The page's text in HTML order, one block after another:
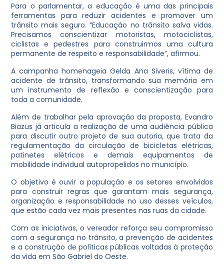
Para o parlamentar, a educação é uma das principais
ferramentas para reduzir acidentes e promover um
trânsito mais seguro. “Educação no trânsito salva vidas.
Precisamos conscientizar motoristas, motociclistas,
ciclistas e pedestres para construirmos uma cultura
permanente de respeito e responsabilidade”, afirmou.
A campanha homenageia Gelda Ana Siveris, vítima de
acidente de trânsito, transformando sua memória em
um instrumento de reflexão e conscientização para
toda a comunidade.
Além de trabalhar pela aprovação da proposta, Evandro
Biazus já articula a realização de uma audiência pública
para discutir outro projeto de sua autoria, que trata da
regulamentação da circulação de bicicletas elétricas,
patinetes elétricos e demais equipamentos de
mobilidade individual autopropelidos no município.
O objetivo é ouvir a população e os setores envolvidos
para construir regras que garantam mais segurança,
organização e responsabilidade no uso desses veículos,
que estão cada vez mais presentes nas ruas da cidade.
Com as iniciativas, o vereador reforça seu compromisso
com a segurança no trânsito, a prevenção de acidentes
e a construção de políticas públicas voltadas à proteção
da vida em São Gabriel do Oeste.